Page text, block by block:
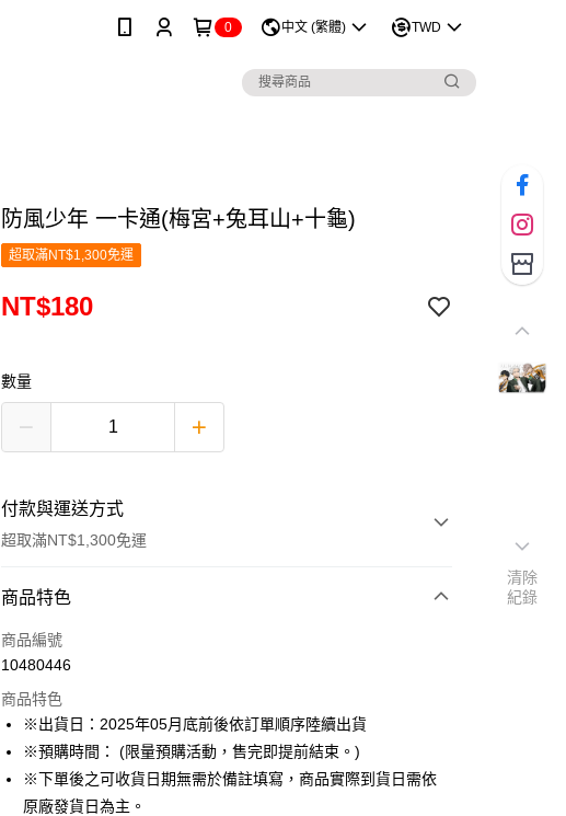
0 中文 (繁體) TWD
防風少年 一卡通(梅宮+兔耳山+十龜)
超取滿NT$1,300免運
NT$180
數量
付款與運送方式
超取滿NT$1,300免運
付款方式
信用卡一次付款
LINE Pay
Apple Pay
悠遊付
商品特色
商品編號
10480446
商品特色
※出貨日：2025年05月底前後依訂單順序陸續出貨
※預購時間： (限量預購活動，售完即提前結束。)
※下單後之可收貨日期無需於備註填寫，商品實際到貨日需依
原廠發貨日為主。
清除
紀錄